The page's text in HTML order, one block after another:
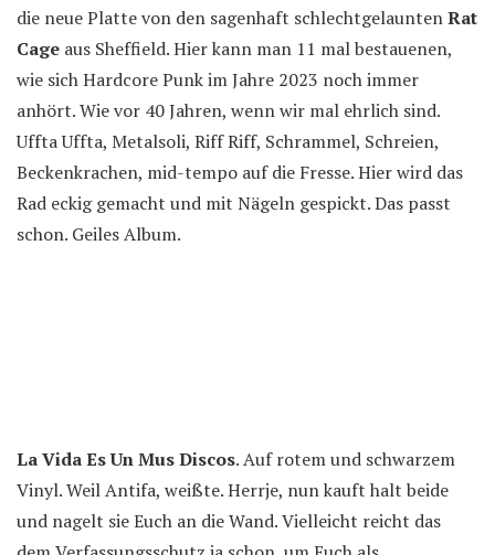
die neue Platte von den sagenhaft schlechtgelauntenRat
Cage aus Sheffield. Hier kann man 11 mal bestauenen,
wie sich Hardcore Punk im Jahre 2023 noch immer
anhört. Wie vor 40 Jahren, wenn wir mal ehrlich sind.
Uffta Uffta, Metalsoli, Riff Riff, Schrammel, Schreien,
Beckenkrachen, mid-tempo auf die Fresse. Hier wird das
Rad eckig gemacht und mit Nägeln gespickt. Das passt
schon. Geiles Album.
La Vida Es Un Mus Discos. Auf rotem und schwarzem
Vinyl. Weil Antifa, weißte. Herrje, nun kauft halt beide
und nagelt sie Euch an die Wand. Vielleicht reicht das